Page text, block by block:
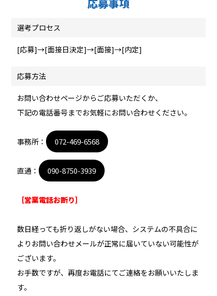
応募事項
選考プロセス
[応募]→[面接日決定]→[面接]→[内定]
応募方法
お問い合わせページからご応募いただくか、
下記の電話番号までお気軽にお問い合わせください。
事務所： 072-469-6568
直通： 090-8750-3939
［営業電話お断り］
数日経っても折り返しがない場合、システムの不具合に
よりお問い合わせメールが正常に届いていない可能性が
ございます。
お手数ですが、再度お電話にてご連絡をお願いいたしま
す。